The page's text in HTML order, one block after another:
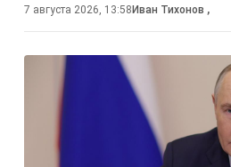
7 августа 2026, 13:58 Иван Тихонов ,